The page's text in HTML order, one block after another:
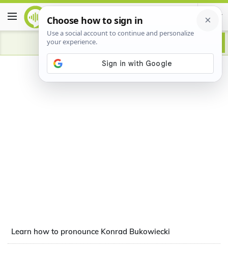
Advertisement
Learn how to pronounce Konrad Bukowiecki